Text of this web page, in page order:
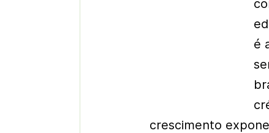
é
crescimento